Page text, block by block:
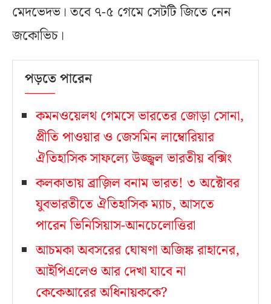
মেদভেদভ। তবে ৭-৫ গেমে সেটটি জিতে নেন
জকোভিচ।
পড়তে পারেন
কমনওয়েলথ গেমসে ভারতের জোড়া সোনা,
প্রীতি পাওয়ার ও জেসমিন লাম্বোরিয়ার
ঐতিহাসিক সাফল্যে উজ্জ্বল ভারতীয় বক্সিং
কলকাতায় ব্রাজ়িল বনাম ভারত! ৩ অক্টোবর
যুবভারতীতে ঐতিহাসিক ম্যাচ, আসতে
পারেন ভিনিসিয়াস-আনচেলোত্তিরা
আচমকা অবসরের ঘোষণা অজিঙ্ক রাহানের,
আইপিএলেও আর দেখা যাবে না
কেকেআরের অধিনায়ককে?